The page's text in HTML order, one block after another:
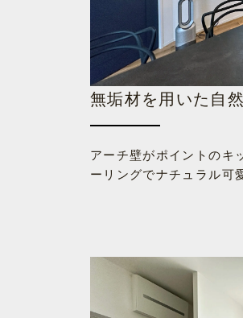
無垢材を用いた自
アーチ壁がポイントのキ
ーリングでナチュラル可